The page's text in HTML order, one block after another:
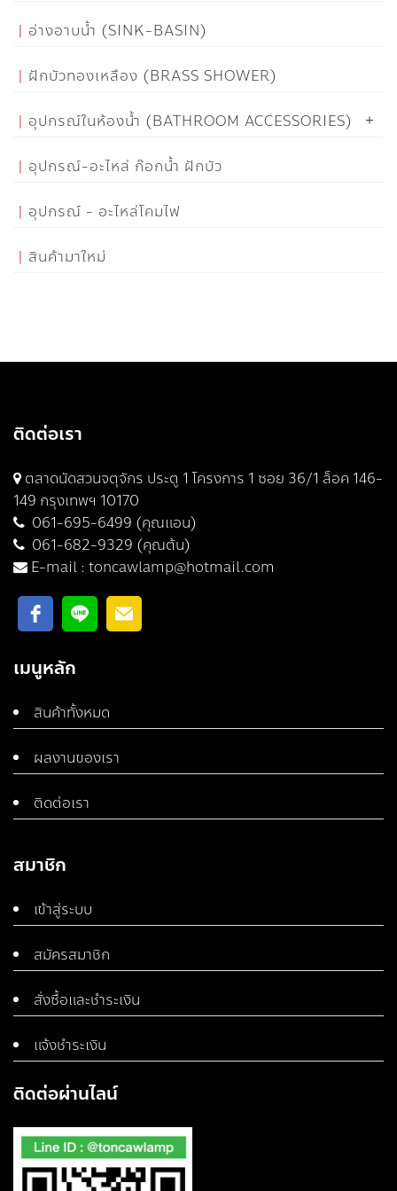
อ่างอาบน้ำ (SINK-BASIN)
ฝักบัวทองเหลือง (BRASS SHOWER)
อุปกรณ์ในห้องน้ำ (BATHROOM ACCESSORIES)
อุปกรณ์-อะไหล่ ก๊อกน้ำ ฝักบัว
อุปกรณ์ - อะไหล่โคมไฟ
สินค้ามาใหม่
ติดต่อเรา
ตลาดนัดสวนจตุจักร ประตู 1 โครงการ 1 ซอย 36/1 ล็อค 146-
149 กรุงเทพฯ 10170
061-695-6499 (คุณแอน)
061-682-9329 (คุณต้น)
E-mail : toncawlamp@hotmail.com
เมนูหลัก
สินค้าทั้งหมด
ผลงานของเรา
ติดต่อเรา
สมาชิก
เข้าสู่ระบบ
สมัครสมาชิก
สั่งซื้อและชำระเงิน
แจ้งชำระเงิน
ติดต่อผ่านไลน์